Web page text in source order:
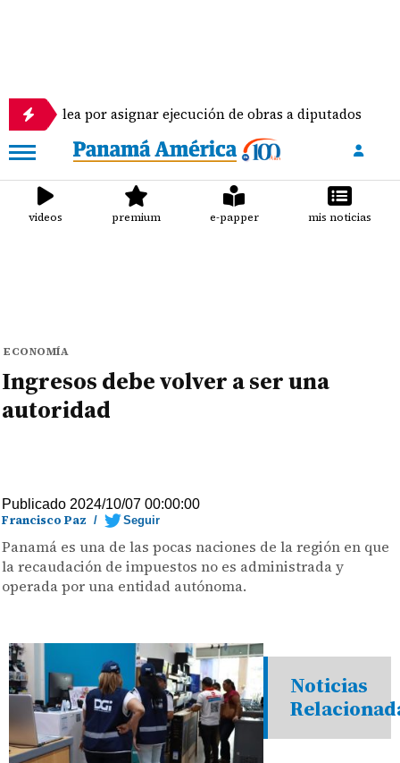
por asignar ejecución de obras a diputados
videos premium e-papper mis noticias
ECONOMÍA
Ingresos debe volver a ser una
autoridad
Publicado 2024/10/07 00:00:00
Francisco Paz / Seguir
Panamá es una de las pocas naciones de la región en que
la recaudación de impuestos no es administrada y
operada por una entidad autónoma.
Noticias